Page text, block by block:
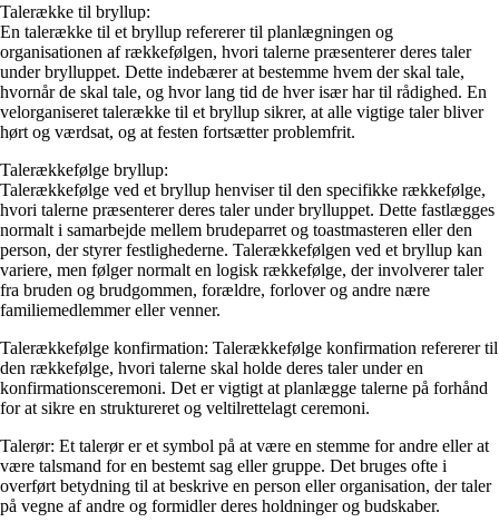
Talerække til bryllup:
En talerække til et bryllup refererer til planlægningen og
organisationen af rækkefølgen, hvori talerne præsenterer deres taler
under brylluppet. Dette indebærer at bestemme hvem der skal tale,
hvornår de skal tale, og hvor lang tid de hver især har til rådighed. En
velorganiseret talerække til et bryllup sikrer, at alle vigtige taler bliver
hørt og værdsat, og at festen fortsætter problemfrit.
Talerækkefølge bryllup:
Talerækkefølge ved et bryllup henviser til den specifikke rækkefølge,
hvori talerne præsenterer deres taler under brylluppet. Dette fastlægges
normalt i samarbejde mellem brudeparret og toastmasteren eller den
person, der styrer festlighederne. Talerækkefølgen ved et bryllup kan
variere, men følger normalt en logisk rækkefølge, der involverer taler
fra bruden og brudgommen, forældre, forlover og andre nære
familiemedlemmer eller venner.
Talerækkefølge konfirmation: Talerækkefølge konfirmation refererer til
den rækkefølge, hvori talerne skal holde deres taler under en
konfirmationsceremoni. Det er vigtigt at planlægge talerne på forhånd
for at sikre en struktureret og veltilrettelagt ceremoni.
Talerør: Et talerør er et symbol på at være en stemme for andre eller at
være talsmand for en bestemt sag eller gruppe. Det bruges ofte i
overført betydning til at beskrive en person eller organisation, der taler
på vegne af andre og formidler deres holdninger og budskaber.